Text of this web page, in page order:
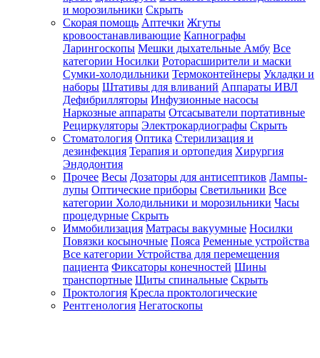
и морозильники Скрыть
Скорая помощь Аптечки Жгуты
кровоостанавливающие Капнографы
Ларингоскопы Мешки дыхательные Амбу Все
категории Носилки Роторасширители и маски
Сумки-холодильники Термоконтейнеры Укладки и
наборы Штативы для вливаний Аппараты ИВЛ
Дефибрилляторы Инфузионные насосы
Наркозные аппараты Отсасыватели портативные
Рециркуляторы Электрокардиографы Скрыть
Стоматология Оптика Стерилизация и
дезинфекция Терапия и ортопедия Хирургия
Эндодонтия
Прочее Весы Дозаторы для антисептиков Лампы-
лупы Оптические приборы Светильники Все
категории Холодильники и морозильники Часы
процедурные Скрыть
Иммобилизация Матрасы вакуумные Носилки
Повязки косыночные Пояса Ременные устройства
Все категории Устройства для перемещения
пациента Фиксаторы конечностей Шины
транспортные Щиты спинальные Скрыть
Проктология Кресла проктологические
Рентгенология Негатоскопы